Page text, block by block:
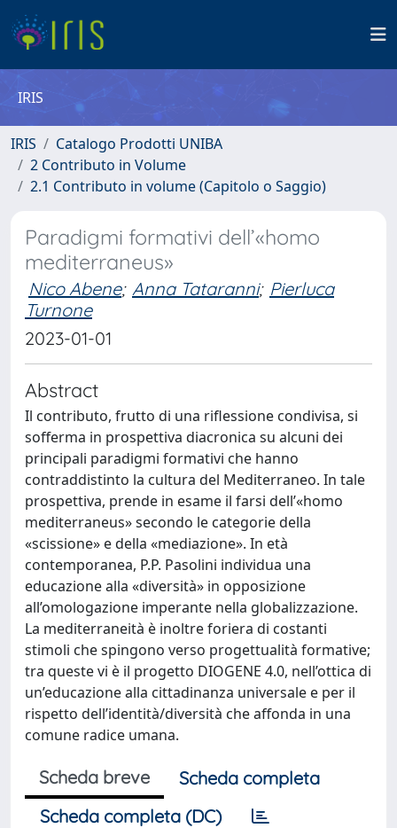
IRIS
IRIS
Catalogo Prodotti UNIBA
2 Contributo in Volume
2.1 Contributo in volume (Capitolo o Saggio)
Paradigmi formativi dell’«homo
mediterraneus»
Nico Abene; Anna Tataranni; Pierluca
Turnone
2023-01-01
Abstract
Il contributo, frutto di una riflessione condivisa, si
sofferma in prospettiva diacronica su alcuni dei
principali paradigmi formativi che hanno
contraddistinto la cultura del Mediterraneo. In tale
prospettiva, prende in esame il farsi dell’«homo
mediterraneus» secondo le categorie della
«scissione» e della «mediazione». In età
contemporanea, P.P. Pasolini individua una
educazione alla «diversità» in opposizione
all’omologazione imperante nella globalizzazione.
La mediterraneità è inoltre foriera di costanti
stimoli che spingono verso progettualità formative;
tra queste vi è il progetto DIOGENE 4.0, nell’ottica di
un’educazione alla cittadinanza universale e per il
rispetto dell’identità/diversità che affonda in una
comune radice umana.
Scheda breve
Scheda completa
Scheda completa (DC)